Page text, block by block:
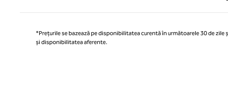
*Prețurile se bazează pe disponibilitatea curentă în următoarele 30 de
și disponibilitatea aferente.